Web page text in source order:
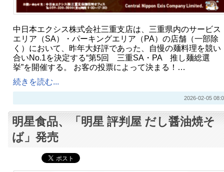
中日本エクシス株式会社三重支店は、三重県内のサービス
エリア（SA）・パーキングエリア（PA）の店舗（一部除
く）において、昨年大好評であった、自慢の麺料理を競い
合いNo.1を決定する“第5回 三重SA・PA 推し麺総選
挙”を開催する。 お客の投票によって決まる！…
続きを読む...
2026-02-05
明星食品、「明星 評判屋 だし醤油焼そ
ば」発売